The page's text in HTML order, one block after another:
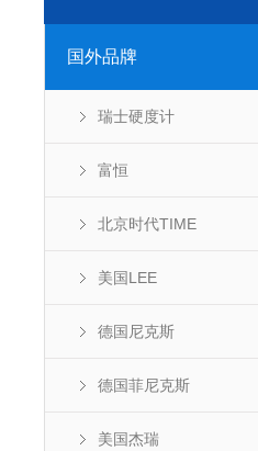
国外品牌
瑞士硬度计
富恒
北京时代TIME
美国LEE
德国尼克斯
德国菲尼克斯
美国杰瑞